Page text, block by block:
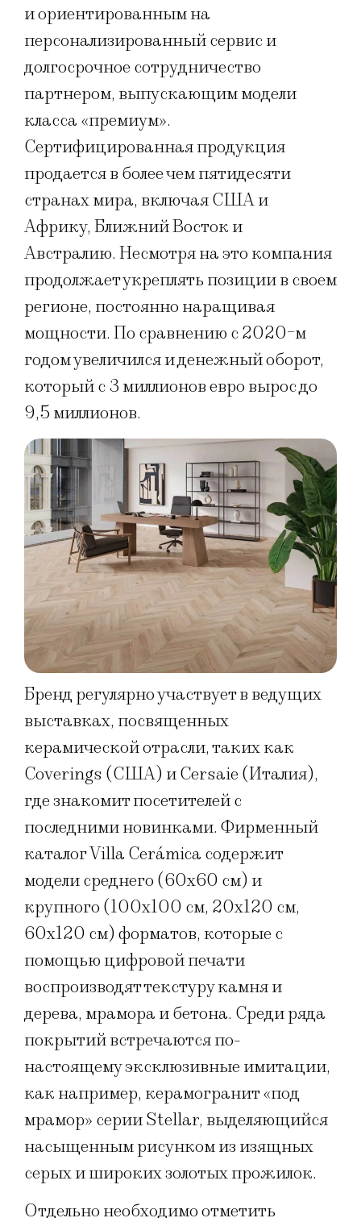
и ориентированным на
персонализированный сервис и
долгосрочное сотрудничество
партнером, выпускающим модели
класса «премиум».
Сертифицированная продукция
продается в более чем пятидесяти
странах мира, включая США и
Африку, Ближний Восток и
Австралию. Несмотря на это компания
продолжает укреплять позиции в своем
регионе, постоянно наращивая
мощности. По сравнению с 2020-м
годом увеличился и денежный оборот,
который с 3 миллионов евро вырос до
9,5 миллионов.
Бренд регулярно участвует в ведущих
выставках, посвященных
керамической отрасли, таких как
Coverings (США) и Cersaie (Италия),
где знакомит посетителей с
последними новинками. Фирменный
каталог Villa Cerámica содержит
модели среднего (60х60 см) и
крупного (100х100 см, 20х120 см,
60х120 см) форматов, которые с
помощью цифровой печати
воспроизводят текстуру камня и
дерева, мрамора и бетона. Среди ряда
покрытий встречаются по-
настоящему эксклюзивные имитации,
как например, керамогранит «под
мрамор» серии Stellar, выделяющийся
насыщенным рисунком из изящных
серых и широких золотых прожилок.
Отдельно необходимо отметить